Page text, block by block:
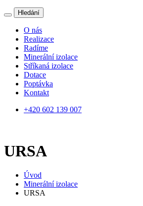
Hledání
O nás
Realizace
Radíme
Minerální izolace
Stříkaná izolace
Dotace
Poptávka
Kontakt
+420 602 139 007
URSA
Úvod
Minerální izolace
URSA